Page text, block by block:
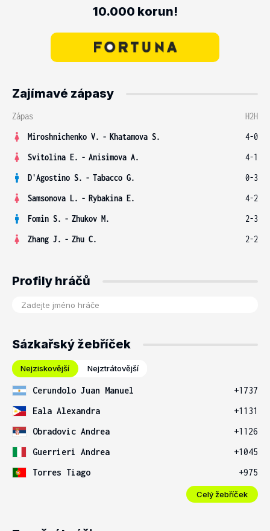
10.000 korun!
Zajímavé zápasy
Zápas
H2H
Miroshnichenko V. - Khatamova S.
4-0
Svitolina E. - Anisimova A.
4-1
D'Agostino S. - Tabacco G.
0-3
Samsonova L. - Rybakina E.
4-2
Fomin S. - Zhukov M.
2-3
Zhang J. - Zhu C. 2-2
Profily hráčů
Sázkařský žebříček
Nejziskovější Nejztrátovější
Cerundolo Juan Manuel
+1737
Eala Alexandra
+1131
Obradovic Andrea
+1126
Guerrieri Andrea
+1045
Torres Tiago
+975
Celý žebříček